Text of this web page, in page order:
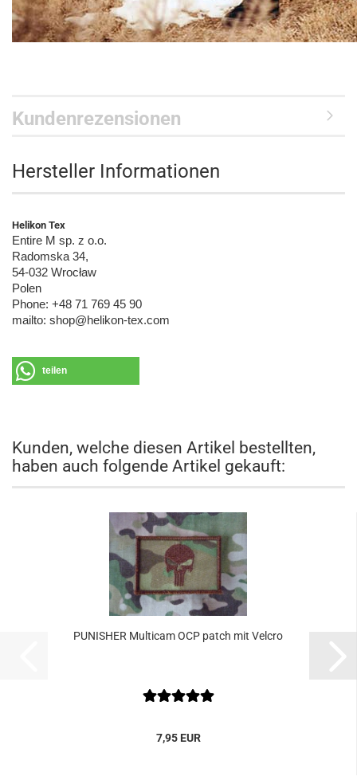
Kundenrezensionen
Hersteller Informationen
Helikon Tex
Entire M sp. z o.o.
Radomska 34,
54-032 Wrocław
Polen
Phone: +48 71 769 45 90
mailto: shop@helikon-tex.com
teilen
Kunden, welche diesen Artikel bestellten,
haben auch folgende Artikel gekauft:
PUNISHER Multicam OCP patch mit Velcro
7,95 EUR